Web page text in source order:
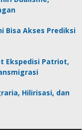
Bisa Akses Prediksi
Ekspedisi Patriot,
Hilirisasi, dan